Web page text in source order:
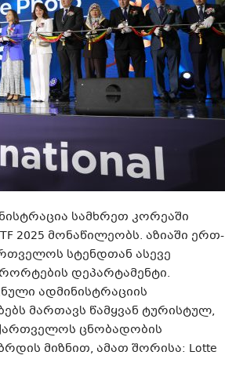
სამხრეთ კორეაში
2025 მონაწილეობს. აზიაში ერთ-
სტენდთან ასევე
დეპარტამენტი.
ადმინისტრაციის
მართავს წამყვან ტურისტულ,
ცნობადობის
მიზნით, ამათ შორისა: Lotte